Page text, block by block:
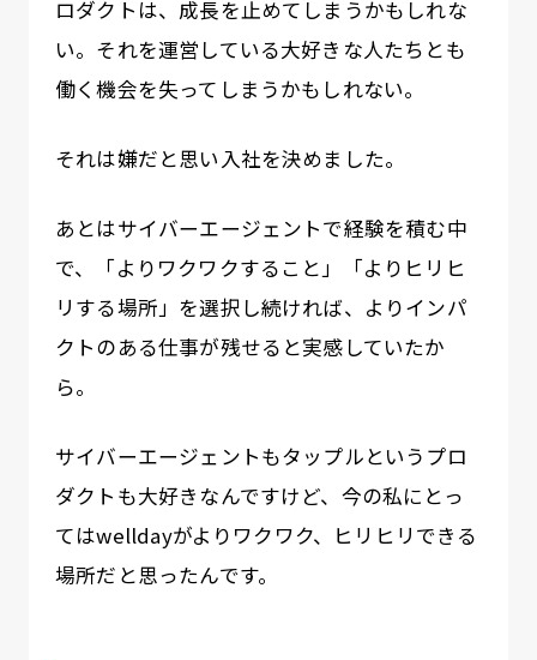
ロダクトは、成長を止めてしまうかもしれな
い。それを運営している大好きな人たちとも
働く機会を失ってしまうかもしれない。
それは嫌だと思い入社を決めました。
あとはサイバーエージェントで経験を積む中
で、「よりワクワクすること」「よりヒリヒ
リする場所」を選択し続ければ、よりインパ
クトのある仕事が残せると実感していたか
ら。
サイバーエージェントもタップルというプロ
ダクトも大好きなんですけど、今の私にとっ
てはwelldayがよりワクワク、ヒリヒリできる
場所だと思ったんです。